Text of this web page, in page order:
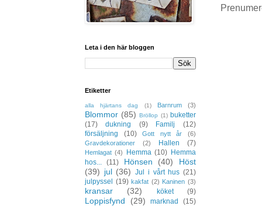
Leta i den här bloggen
Etiketter
alla hjärtans dag (1) Barnrum (3)
Blommor (85) Bröllop (1) buketter
(17)
dukning (9) Familj
(12)
försäljning
(10) Gott nytt år
(6)
Gravdekorationer
(2) Hallen (7)
Hemlagat (4) Hemma (10) Hemma
hos...
(11) Hönsen (40)
Höst
(39) jul (36) Jul i vårt hus (21)
julpyssel
(19) kakfat (2) Kaninen (3)
kransar (32) köket (9)
Loppisfynd (29) marknad (15)